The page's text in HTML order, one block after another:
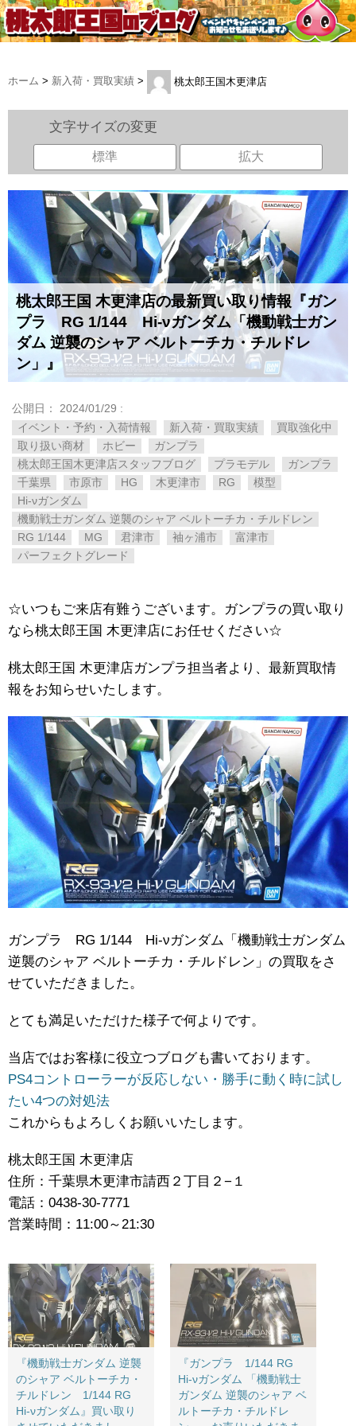
ホーム > 新入荷・買取実績 > 桃太郎王国木更津店
文字サイズの変更
標準 拡大
桃太郎王国 木更津店の最新買い取り情報『ガン
プラ RG 1/144 Hi-νガンダム「機動戦士ガン
ダム 逆襲のシャア ベルトーチカ・チルドレ
ン」』
公開日： 2024/01/29 :
イベント・予約・入荷情報
新入荷・買取実績
買取強化中
取り扱い商材
ホビー
ガンプラ
桃太郎王国木更津店スタッフブログ
プラモデル
ガンプラ
千葉県
市原市 HG 木更津市 RG
模型
Hi-νガンダム
機動戦士ガンダム 逆襲のシャア ベルトーチカ・チルドレン
RG 1/144
MG 君津市 袖ヶ浦市
富津市
パーフェクトグレード
☆いつもご来店有難うございます。ガンプラの買い取り
なら桃太郎王国 木更津店にお任せください☆
桃太郎王国 木更津店ガンプラ担当者より、最新買取情
報をお知らせいたします。
ガンプラ RG 1/144 Hi-νガンダム「機動戦士ガンダム
逆襲のシャア ベルトーチカ・チルドレン」の買取をさ
せていただきました。
とても満足いただけた様子で何よりです。
当店ではお客様に役立つブログも書いております。
PS4コントローラーが反応しない・勝手に動く時に試し
たい4つの対処法
これからもよろしくお願いいたします。
桃太郎王国 木更津店
住所：千葉県木更津市請西２丁目２−１
電話：0438-30-7771
営業時間：11:00～21:30
『機動戦士ガンダム ​逆襲
のシャア ​ベルトーチカ・
チルドレン 1/144 ​RG ​
Hi-νガンダム』買い取り
『ガンプラ 1/144 ​RG ​
Hi-νガンダム ​「機動戦士
ガンダム ​逆襲のシャア ​ベ
ルトーチカ・チルドレ